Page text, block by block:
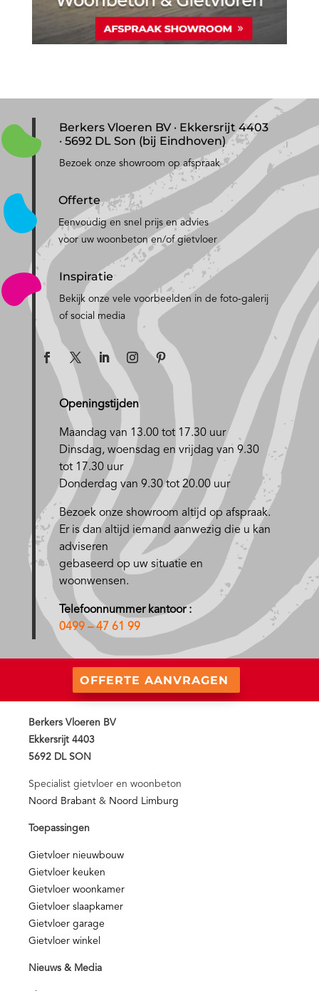
Berkers Vloeren BV · Ekkersrijt 4403
· 5692 DL Son (bij Eindhoven)
Bezoek onze showroom op afspraak
Offerte
Eenvoudig en snel prijs en advies
voor uw woonbeton en/of gietvloer
Inspiratie
Bekijk onze vele voorbeelden in de foto-galerij
of social media
Openingstijden
Maandag van 13.00 tot 17.30 uur
Dinsdag, woensdag en vrijdag van 9.30
tot 17.30 uur
Donderdag van 9.30 tot 20.00 uur
Bezoek onze showroom altijd op afspraak.
Er is dan altijd iemand aanwezig die u kan
adviseren
gebaseerd op uw situatie en
woonwensen.
Telefoonnummer kantoor :
0499 – 47 61 99
OFFERTE AANVRAGEN
Berkers Vloeren BV
Ekkersrijt 4403
5692 DL SON
Specialist gietvloer en woonbeton
Noord Brabant & Noord Limburg
Toepassingen
Gietvloer nieuwbouw
Gietvloer keuken
Gietvloer woonkamer
Gietvloer slaapkamer
Gietvloer garage
Gietvloer winkel
Nieuws & Media